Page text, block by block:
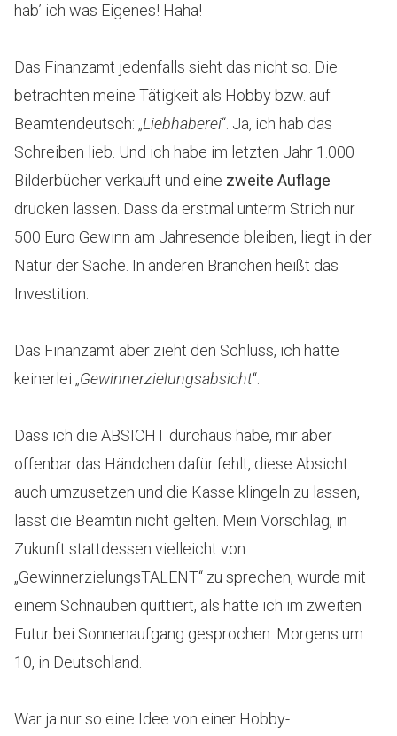
hab’ ich was Eigenes! Haha!
Das Finanzamt jedenfalls sieht das nicht so. Die
betrachten meine Tätigkeit als Hobby bzw. auf
Beamtendeutsch: „Liebhaberei“. Ja, ich hab das
Schreiben lieb. Und ich habe im letzten Jahr 1.000
Bilderbücher verkauft und eine zweite Auflage
drucken lassen. Dass da erstmal unterm Strich nur
500 Euro Gewinn am Jahresende bleiben, liegt in der
Natur der Sache. In anderen Branchen heißt das
Investition.
Das Finanzamt aber zieht den Schluss, ich hätte
keinerlei „Gewinnerzielungsabsicht“.
Dass ich die ABSICHT durchaus habe, mir aber
offenbar das Händchen dafür fehlt, diese Absicht
auch umzusetzen und die Kasse klingeln zu lassen,
lässt die Beamtin nicht gelten. Mein Vorschlag, in
Zukunft stattdessen vielleicht von
„GewinnerzielungsTALENT“ zu sprechen, wurde mit
einem Schnauben quittiert, als hätte ich im zweiten
Futur bei Sonnenaufgang gesprochen. Morgens um
10, in Deutschland.
War ja nur so eine Idee von einer Hobby-